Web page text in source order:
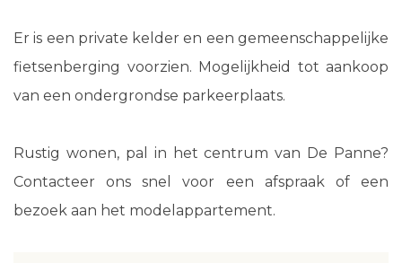
Er is een private kelder en een gemeenschappelijke
fietsenberging voorzien. Mogelijkheid tot aankoop
van een ondergrondse parkeerplaats.
Rustig wonen, pal in het centrum van De Panne?
Contacteer ons snel voor een afspraak of een
bezoek aan het modelappartement.